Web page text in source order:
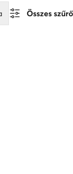
Összes szűrő